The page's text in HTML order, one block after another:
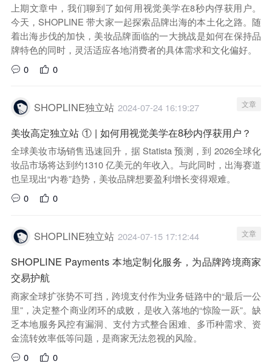
上期文章中，我们聊到了如何用视觉美学在8秒内俘获用户。
今天，SHOPLINE 带大家一起探索品牌出海的本土化之路。随
着出海步伐的加快，美妆品牌面临的一大挑战是如何在保持品
牌特色的同时，灵活适应各地消费者的具体需求和文化偏好。
0
0
SHOPLINE独立站 2024-07-24 16:19:27 文章
美妆高定独立站 ① | 如何用视觉美学在8秒内俘获用户？
全球美妆市场销售迅速回升，据 Statista 预测，到 2026全球化
妆品市场将达到约1310 亿美元的年收入。与此同时，出海赛道
也呈现出“内卷”趋势，美妆品牌想要盈利增长变得艰难。
0
0
SHOPLINE独立站 2024-07-15 17:12:44 文章
SHOPLINE Payments 本地定制化服务，为品牌跨境商家
交易护航
商家全球扩张势不可挡，跨境支付作为业务链路中的“最后一公
里”，决定整个商业闭环的成败，是收入落地的“惊险一跃”。缺
乏本地服务风控有漏洞、支付方式整合困难、多币种需求、资
金流转效率低等问题，是商家无法忽视的风险。
0
0